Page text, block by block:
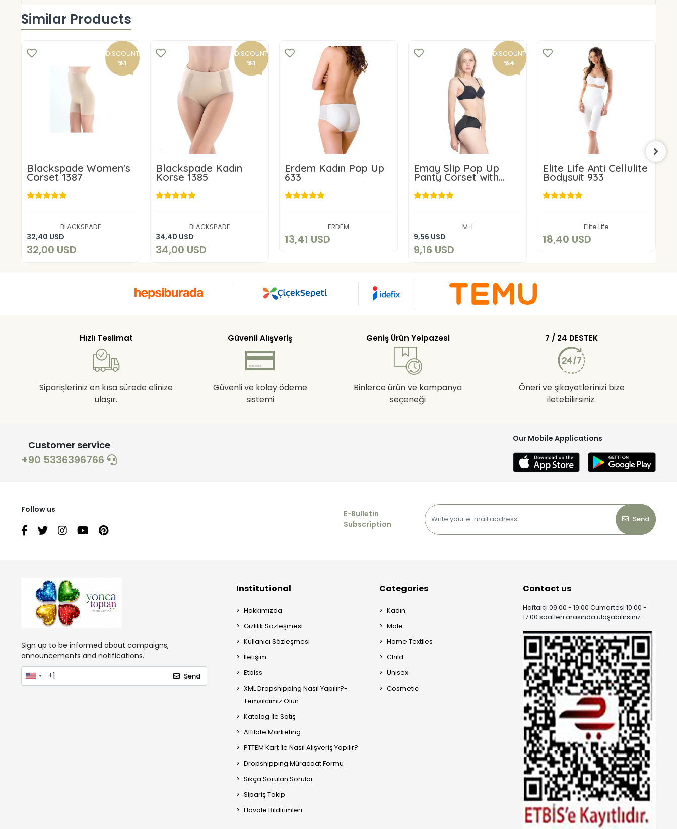
Similar Products
DISCOUNT
%1
Blackspade Women's
Corset 1387
BLACKSPADE
32,40 USD
32,00 USD
DISCOUNT
%1
Blackspade Kadın
Korse 1385
BLACKSPADE
34,40 USD
34,00 USD
Erdem Kadın Pop Up
633
ERDEM
13,41 USD
Add to cart
DISCOUNT
%4
Emay Slip Pop Up
Panty Corset with
Color and Size
Options for Women
M-I
9,56 USD
9,16 USD
Elite Life Anti Cellulite
Bodysuit 933
Elite Life
18,40 USD
Add to cart
Hızlı Teslimat
Siparişleriniz en kısa sürede elinize
ulaşır.
Güvenli Alışveriş
Güvenli ve kolay ödeme
sistemi
Geniş Ürün Yelpazesi
Binlerce ürün ve kampanya
seçeneği
7 / 24 DESTEK
Öneri ve şikayetlerinizi bize
iletebilirsiniz.
Customer service
+90 5336396766
Our Mobile Applications
Follow us
E-Bulletin
Subscription
Send
Sign up to be informed about campaigns,
announcements and notifications.
Send
Institutional
Hakkımızda
Gizlilik Sözleşmesi
Kullanıcı Sözleşmesi
İletişim
Etbiss
XML Dropshipping Nasıl Yapılır?-
Temsilcimiz Olun
Katalog İle Satış
Affilate Marketing
PTTEM Kart İle Nasıl Alışveriş Yapılır?
Dropshipping Müracaat Formu
Sıkça Sorulan Sorular
Sipariş Takip
Havale Bildirimleri
Categories
Kadın
Male
Home Textiles
Child
Unisex
Cosmetic
Contact us
Haftaiçi 09:00 - 19:00 Cumartesi 10:00 -
17:00 saatleri arasında ulaşabilirsiniz.